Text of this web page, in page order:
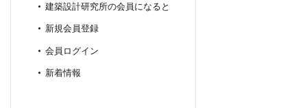
建築設計研究所の会員になると
新規会員登録
会員ログイン
新着情報